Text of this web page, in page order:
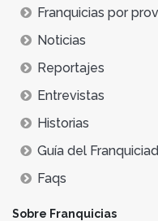
Franquicias por
Noticias
Reportajes
Entrevistas
Historias
Guía del
Faqs
Sobre Franquicias